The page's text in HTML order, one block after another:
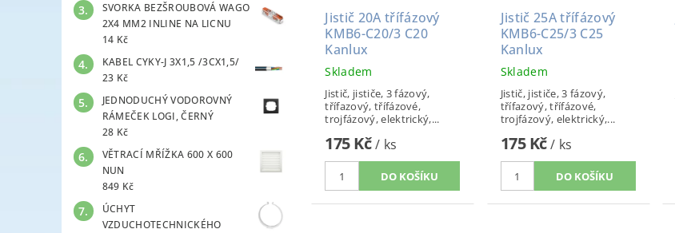
SVORKA BEZŠROUBOVÁ WAGO
2X4 MM2 INLINE NA LICNU
14 Kč
KABEL CYKY-J 3X1,5 /3CX1,5/
23 Kč
JEDNODUCHÝ VODOROVNÝ
RÁMEČEK LOGI, ČERNÝ
28 Kč
VĚTRACÍ MŘÍŽKA 600 X 600
NUN
849 Kč
ÚCHYT
VZDUCHOTECHNICKÉHO
Jistič 20A třífázový
KMB6-C20/3 C20
Kanlux
Skladem
Jistič, jističe, 3 fázový,
třífazový, třífázové,
trojfázový, elektrický,...
175 Kč/ ks
Jistič 25A třífázový
KMB6-C25/3 C25
Kanlux
Skladem
Jistič, jističe, 3 fázový,
třífazový, třífázové,
trojfázový, elektrický,...
175 Kč/ ks